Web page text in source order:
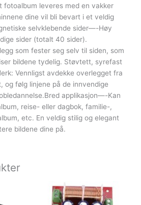
fotoalbum leveres med en vakker
dine vil bli bevart i et veldig
selvklebende sider—-Høy
sider (totalt 40 sider).
som fester seg selv til siden, som
bildene tydelig. Støvtett, syrefast
Vennligst avdekke overlegget fra
og følg linjene på de innvendige
applikasjon—-Kan
reise- eller dagbok, familie-,
etc. En veldig stilig og elegant
bildene dine på.